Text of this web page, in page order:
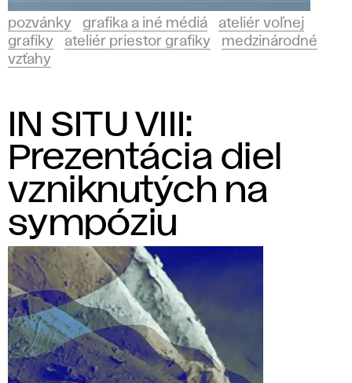
pozvánky grafika a iné médiá
ateliér voľnej
grafiky
ateliér priestor grafiky
medzinárodné
vzťahy
IN SITU VIII:
Prezentácia diel
vzniknutých na
sympóziu